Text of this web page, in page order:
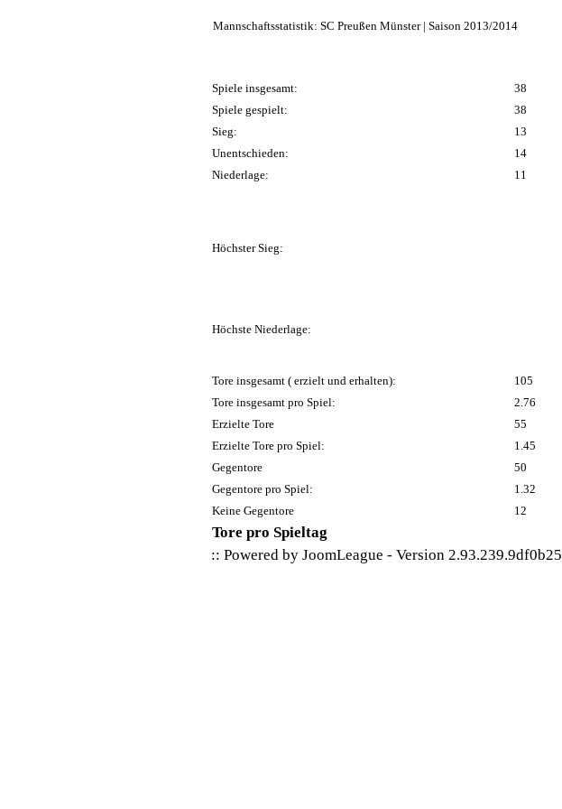
Mannschaftsstatistik: SC Preußen Münster | Saison 2013/2014
Spiele insgesamt: 38
Spiele gespielt:
38
Sieg:
13
Unentschieden:
14
Niederlage:
11
Höchster Sieg:
Höchste Niederlage:
Tore insgesamt ( erzielt und erhalten):
105
Tore insgesamt pro Spiel:
2.76
Erzielte Tore
55
Erzielte Tore pro Spiel:
1.45
Gegentore
50
Gegentore pro Spiel:
1.32
Keine Gegentore
12
Tore pro Spieltag
:: Powered by JoomLeague - Version 2.93.239.9df0b25